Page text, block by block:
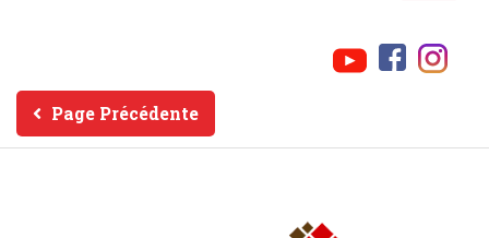
Page Précédente